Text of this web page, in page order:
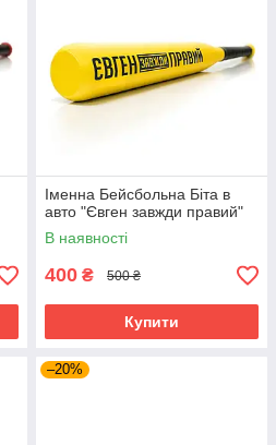
Іменна Бейсбольна Біта в
авто "Євген завжди правий"
В наявності
400 ₴ 500 ₴
Купити
–20%